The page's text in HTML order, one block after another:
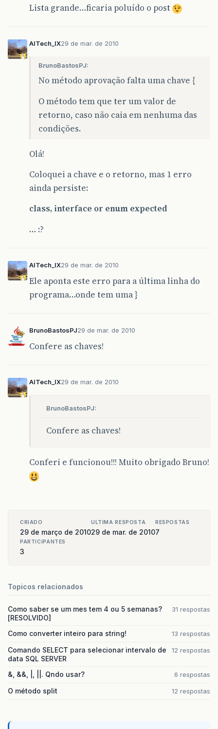
Lista grande…ficaria poluído o post
AITech_IX29 de mar. de 2010
BrunoBastosPJ:
No método aprovação falta uma chave {
O método tem que ter um valor de
retorno, caso não caia em nenhuma das
condições.
Olá!
Coloquei a chave e o retorno, mas 1 erro
ainda persiste:
class, interface or enum expected
… :?
AITech_IX29 de mar. de 2010
Ele aponta este erro para a última linha do
programa…onde tem uma }
BrunoBastosPJ29 de mar. de 2010
Confere as chaves!
AITech_IX29 de mar. de 2010
BrunoBastosPJ:
Confere as chaves!
Conferi e funcionou!!! Muito obrigado Bruno!
CRIADO
29 de março de 2010
ULTIMA RESPOSTA
29 de mar. de 2010
RESPOSTAS
7
PARTICIPANTES
3
Topicos relacionados
Como saber se um mes tem 4 ou 5 semanas?
[RESOLVIDO]
31 respostas
Como converter inteiro para string! 13 respostas
Comando SELECT para selecionar intervalo de
data SQL SERVER
12 respostas
&, &&, |, ||. Qndo usar? 6 respostas
O método split 12 respostas